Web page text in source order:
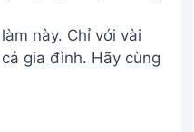
này. Chỉ với vài
gia đình. Hãy cùng